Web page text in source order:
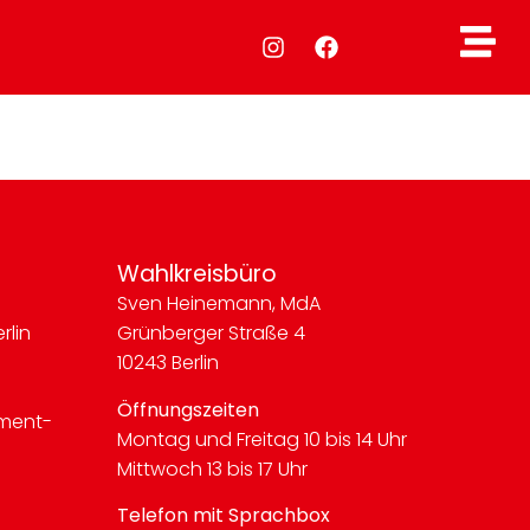
Wahlkreisbüro
Sven Heinemann, MdA
Grünberger Straße 4
10243 Berlin
Öffnungszeiten
Montag und Freitag 10 bis 14 Uhr
Mittwoch 13 bis 17 Uhr
Telefon mit Sprachbox